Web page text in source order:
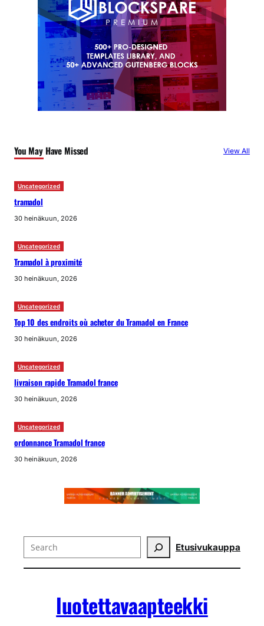
You May Have Missed View All
Uncategorized
tramadol
30 heinäkuun, 2026
Uncategorized
Tramadol à proximité
30 heinäkuun, 2026
Uncategorized
Top 10 des endroits où acheter du Tramadol en France
30 heinäkuun, 2026
Uncategorized
livraison rapide Tramadol france
30 heinäkuun, 2026
Uncategorized
ordonnance Tramadol france
30 heinäkuun, 2026
Search Etusivukauppa
luotettavaapteekki